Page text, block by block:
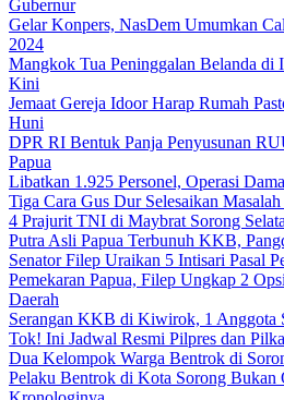
Gubernur
Gelar Konpers, NasDem Umumkan
2024
Mangkok Tua Peninggalan Belanda di
Kini
Jemaat Gereja Idoor Harap Rumah
Huni
DPR RI Bentuk Panja Penyusunan
Papua
Libatkan 1.925 Personel, Operasi
Tiga Cara Gus Dur Selesaikan
4 Prajurit TNI di Maybrat Sorong
Putra Asli Papua Terbunuh KKB,
Senator Filep Uraikan 5 Intisari Pasal
Pemekaran Papua, Filep Ungkap 2
Daerah
Serangan KKB di Kiwirok, 1 Anggota
Tok! Ini Jadwal Resmi Pilpres dan
Dua Kelompok Warga Bentrok di
Pelaku Bentrok di Kota Sorong Bukan